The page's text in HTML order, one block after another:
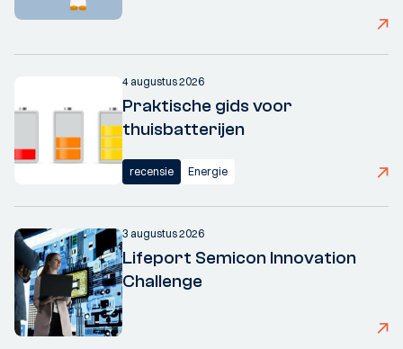
4 augustus 2026
Praktische gids voor
thuisbatterijen
recensie Energie
3 augustus 2026
Lifeport Semicon Innovation
Challenge